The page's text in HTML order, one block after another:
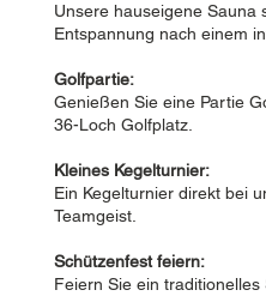
Unsere hauseigene Sauna
Entspannung nach einem
Golfpartie:
Genießen Sie eine Partie
36-Loch Golfplatz.
Kleines Kegelturnier:
Ein Kegelturnier direkt bei
Teamgeist.
Schützenfest feiern:
Feiern Sie ein